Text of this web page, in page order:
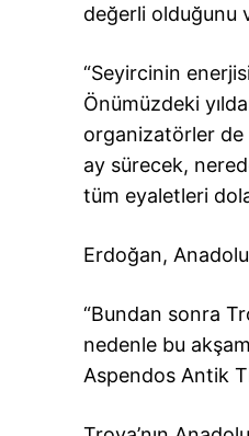
değerli olduğunu
“Seyircinin
Önümüzdeki
organizatörler de
ay sürecek,
tüm eyaletleri
Erdoğan,
“Bundan sonra
nedenle bu
Aspendos Antik